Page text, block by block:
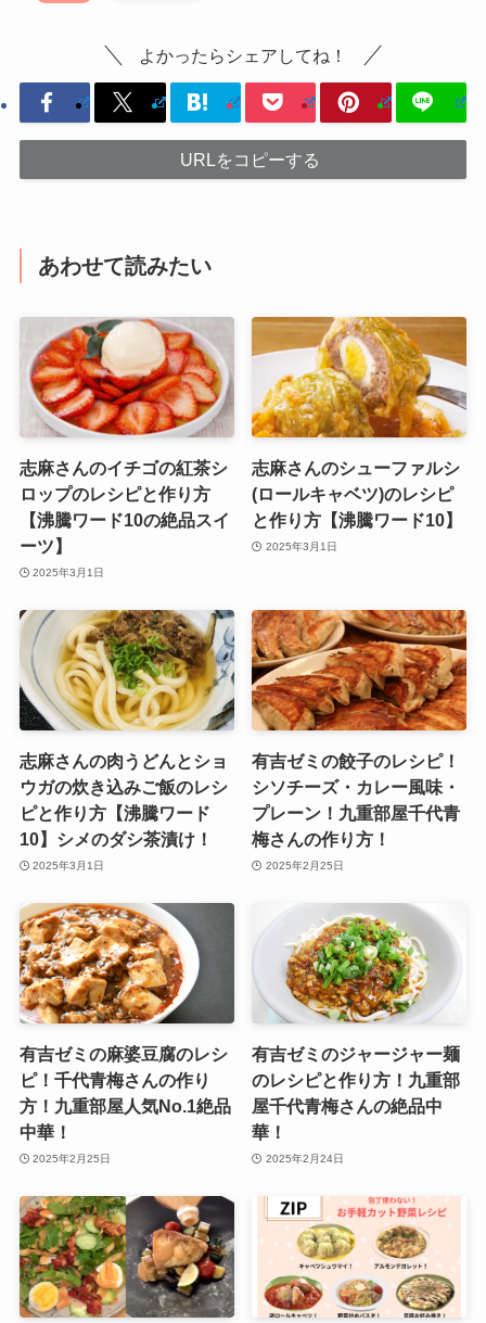
よかったらシェアしてね！
URLをコピーする
あわせて読みたい
志麻さんのイチゴの紅茶シ
ロップのレシピと作り方
【沸騰ワード10の絶品スイ
ーツ】
2025年3月1日
志麻さんのシューファルシ
(ロールキャベツ)のレシピ
と作り方【沸騰ワード10】
2025年3月1日
志麻さんの肉うどんとショ
ウガの炊き込みご飯のレシ
ピと作り方【沸騰ワード
10】シメのダシ茶漬け！
2025年3月1日
有吉ゼミの餃子のレシピ！
シソチーズ・カレー風味・
プレーン！九重部屋千代青
梅さんの作り方！
2025年2月25日
有吉ゼミの麻婆豆腐のレシ
ピ！千代青梅さんの作り
方！九重部屋人気No.1絶品
中華！
2025年2月25日
有吉ゼミのジャージャー麺
のレシピと作り方！九重部
屋千代青梅さんの絶品中
華！
2025年2月24日